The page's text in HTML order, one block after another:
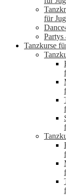
für
Tanzkurse